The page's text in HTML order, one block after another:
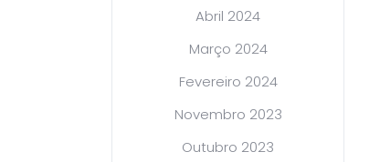
Abril 2024
Março 2024
Fevereiro 2024
Novembro 2023
Outubro 2023